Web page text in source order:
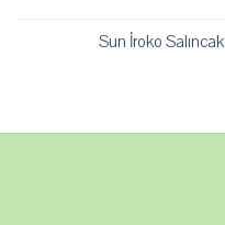
Sun İroko Salıncak